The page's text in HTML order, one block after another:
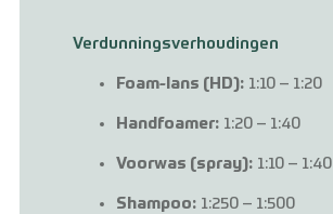
Verdunningsverhoudingen
Foam-lans (HD): 1:10 – 1:20
Handfoamer: 1:20 – 1:40
Voorwas (spray): 1:10 – 1:40
Shampoo: 1:250 – 1:500